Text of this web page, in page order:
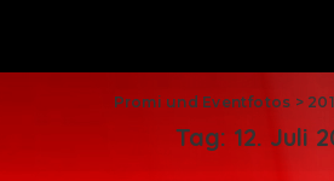
Promi und Eventfotos >
Tag: 12. Juli